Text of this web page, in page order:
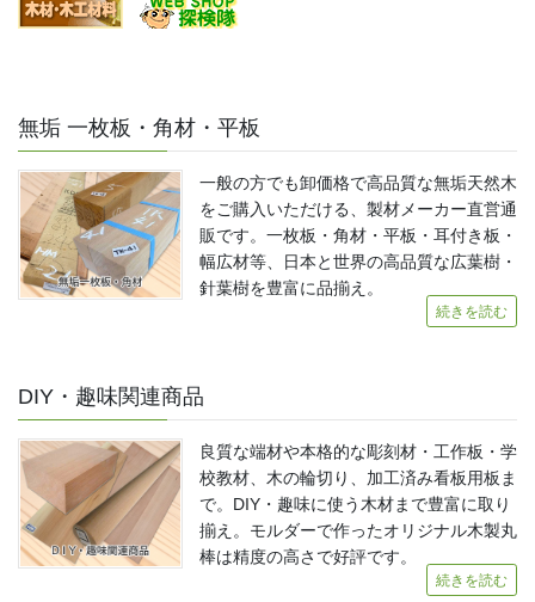
無垢 一枚板・角材・平板
一般の方でも卸価格で高品質な無垢天然木
をご購入いただける、製材メーカー直営通
販です。一枚板・角材・平板・耳付き板・
幅広材等、日本と世界の高品質な広葉樹・
針葉樹を豊富に品揃え。
続きを読む
DIY・趣味関連商品
良質な端材や本格的な彫刻材・工作板・学
校教材、木の輪切り、加工済み看板用板ま
で。DIY・趣味に使う木材まで豊富に取り
揃え。モルダーで作ったオリジナル木製丸
棒は精度の高さで好評です。
続きを読む